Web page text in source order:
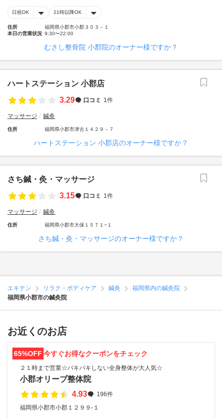
日祝OK 21時以降OK
住所
福岡県小郡市小郡３０３－１
本日の営業状況 9:30〜22:00
むさし整骨院 小郡院のオーナー様ですか？
ハートステーション 小郡店
3.29
口コミ 1件
マッサージ 鍼灸
住所 福岡県小郡市津古１４２９－７
ハートステーション 小郡店のオーナー様ですか？
さち鍼・灸・マッサージ
3.15
口コミ 1件
マッサージ 鍼灸
住所 福岡県小郡市大保１５７１−１
さち鍼・灸・マッサージのオーナー様ですか？
エキテン リラク・ボディケア 鍼灸
福岡県内の鍼灸院
福岡県小郡市の鍼灸院
お近くのお店
65%OFF 今すぐお得なクーポンをチェック
２１時まで営業☆バキバキしない全身整体が大人気☆
小郡オリーブ整体院
4.93
196件
福岡県小郡市小郡１２９９-１